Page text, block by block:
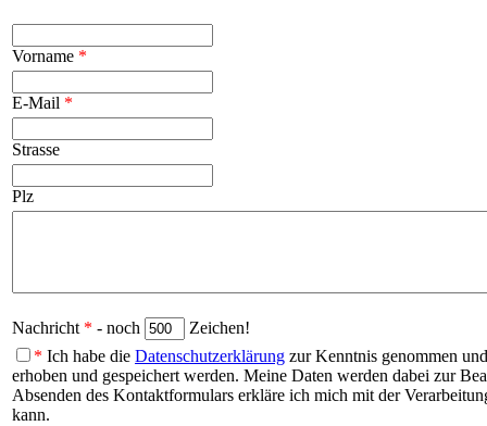
Vorname *
E-Mail *
Strasse
Plz
Nachricht * - noch
Zeichen!
* Ich habe die Datenschutzerklärung zur Kenntnis genommen
erhoben und gespeichert werden. Meine Daten werden dabei zur
Absenden des Kontaktformulars erkläre ich mich mit der
kann.